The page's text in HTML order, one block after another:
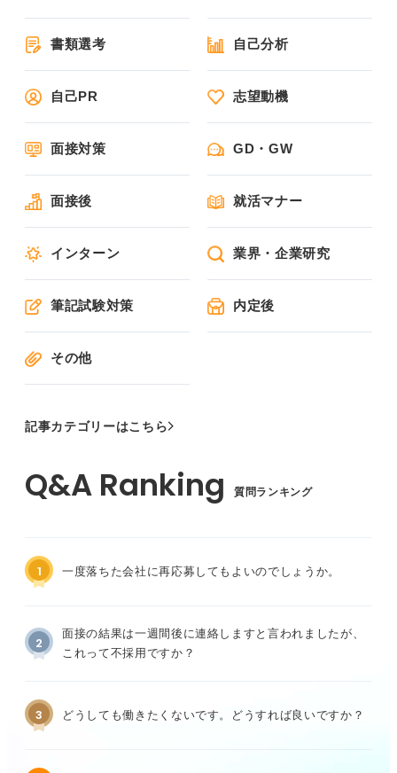
書類選考 自己分析
自己PR 志望動機
面接対策 GD・GW
面接後 就活マナー
インターン 業界・企業研究
筆記試験対策 内定後
その他
記事カテゴリーはこちら
質問ランキング
1 一度落ちた会社に再応募してもよいのでしょうか。
2
面接の結果は一週間後に連絡しますと言われましたが、
これって不採用ですか？
3 どうしても働きたくないです。どうすれば良いですか？